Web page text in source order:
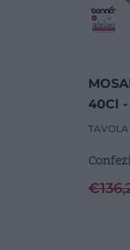
40Cl -
TAVOLA
€